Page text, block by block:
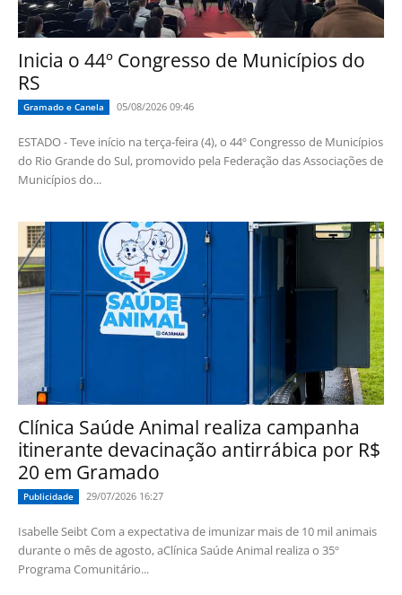
Inicia o 44º Congresso de Municípios do
RS
Gramado e Canela 05/08/2026 09:46
ESTADO - Teve início na terça-feira (4), o 44º Congresso de Municípios
do Rio Grande do Sul, promovido pela Federação das Associações de
Municípios do...
Clínica Saúde Animal realiza campanha
itinerante devacinação antirrábica por R$
20 em Gramado
Publicidade 29/07/2026 16:27
Isabelle Seibt Com a expectativa de imunizar mais de 10 mil animais
durante o mês de agosto, aClínica Saúde Animal realiza o 35º
Programa Comunitário...